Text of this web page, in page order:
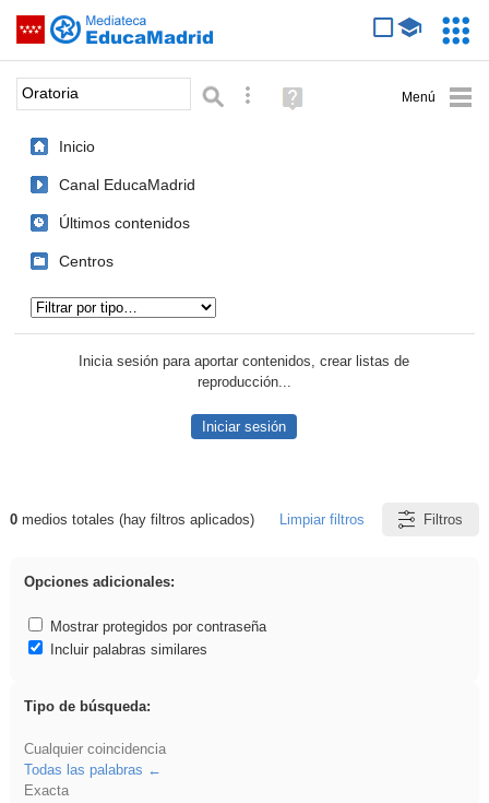
Saltar navegación
Palabra o frase: Búsqueda avanzada
Ayuda
(en
Inicio
Canal EducaMadrid
Últimos contenidos
Centros
Inicia sesión para aportar contenidos, crear listas de
reproducción...
Iniciar sesión
Resultados de: Oratoria
0medios totales (hay filtros aplicados) Limpiar filtros Filtros
Opciones adicionales:
Mostrar protegidos por contraseña
Incluir palabras similares
Tipo de búsqueda:
Cualquier coincidencia
Todas las palabras
Exacta